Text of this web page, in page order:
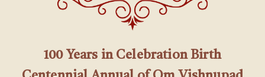
100 Years in Celebration Birth